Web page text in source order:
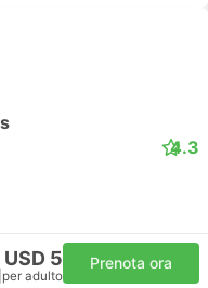
4.3
USD 5
per adulto
Prenota ora